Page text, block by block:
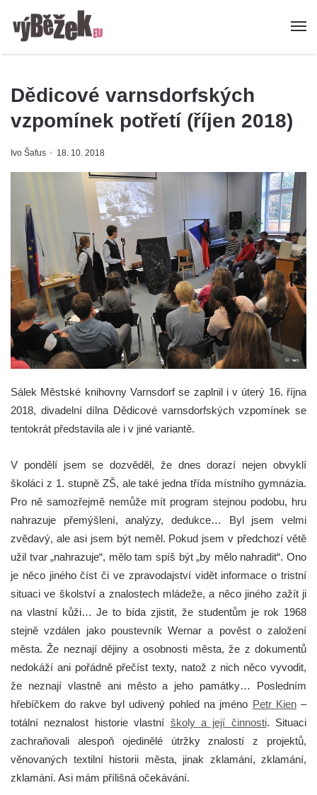
Dědicové varnsdorfských
vzpomínek potřetí (říjen 2018)
Ivo Šafus 18. 10. 2018
Sálek Městské knihovny Varnsdorf se zaplnil i v úterý 16. října
2018, divadelní dílna Dědicové varnsdorfských vzpomínek se
tentokrát představila ale i v jiné variantě.
V pondělí jsem se dozvěděl, že dnes dorazí nejen obvyklí
školáci z 1. stupně ZŠ, ale také jedna třída místního gymnázia.
Pro ně samozřejmě nemůže mít program stejnou podobu, hru
nahrazuje přemýšlení, analýzy, dedukce… Byl jsem velmi
zvědavý, ale asi jsem být neměl. Pokud jsem v předchozí větě
užil tvar „nahrazuje“, mělo tam spíš být „by mělo nahradit“. Ono
je něco jiného číst či ve zpravodajství vidět informace o tristní
situaci ve školství a znalostech mládeže, a něco jiného zažít ji
na vlastní kůži… Je to bída zjistit, že studentům je rok 1968
stejně vzdálen jako poustevník Wernar a pověst o založení
města. Že neznají dějiny a osobnosti města, že z dokumentů
nedokáží ani pořádně přečíst texty, natož z nich něco vyvodit,
že neznají vlastně ani město a jeho památky… Posledním
hřebíčkem do rakve byl udivený pohled na jméno Petr Kien–
totální neznalost historie vlastní školy a její činnosti. Situaci
zachraňovali alespoň ojedinělé útržky znalostí z projektů,
věnovaných textilní historii města, jinak zklamání, zklamání,
zklamání. Asi mám přílišná očekávání.